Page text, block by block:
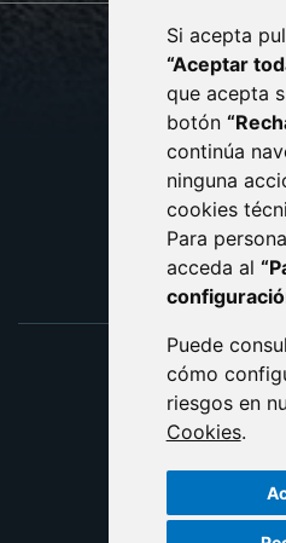
Si acepta
“Aceptar
que acepta
botón
continúa
ninguna
cookies
Para
acceda al
Puede
cómo
riesgos en
Cookies.
CONTACTO
AVISO
POLÍTICA